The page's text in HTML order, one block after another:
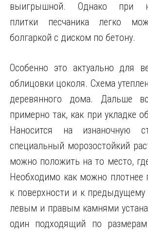
выигрышной. Однако при
плитки песчаника легко
болгаркой с диском по бетону.
Особенно это актуально для
облицовки цоколя. Схема
деревянного дома. Дальше
примерно так, как при укладке
Наносится на изнаночную
специальный морозостойкий
можно положить на то место,
Необходимо как можно плотнее
к поверхности и к
левым и правым камнями
один подходящий по